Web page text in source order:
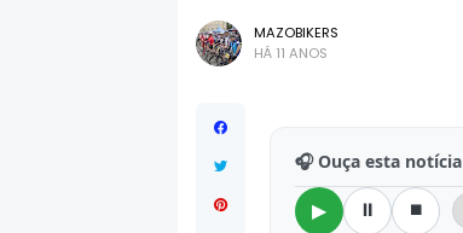
MAZOBIKERS
HÁ 11 ANOS
🎧 Ouça esta notícia
▶ ⏸ ⏹